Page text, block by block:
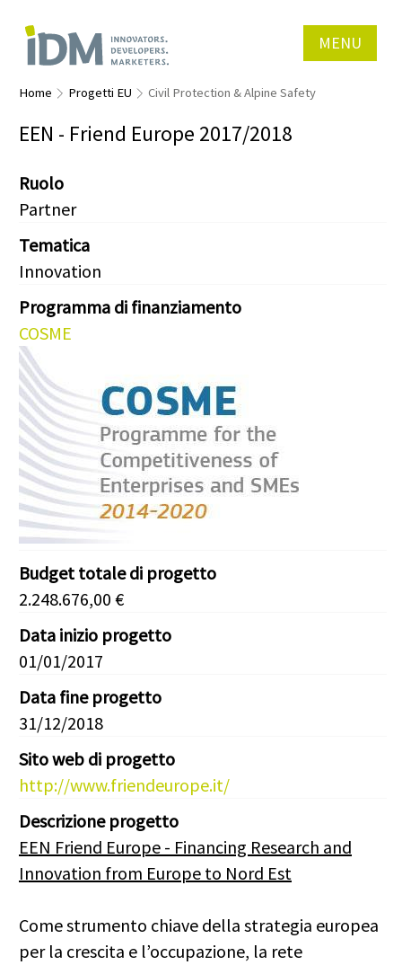
MENU
Home Progetti EU Civil Protection & Alpine Safety
EEN - Friend Europe 2017/2018
Ruolo
Partner
Tematica
Innovation
Programma di finanziamento
COSME
Budget totale di progetto
2.248.676,00 €
Data inizio progetto
01/01/2017
Data fine progetto
31/12/2018
Sito web di progetto
http://www.friendeurope.it/
Descrizione progetto
EEN Friend Europe - Financing Research and
Innovation from Europe to Nord Est
Come strumento chiave della strategia europea
per la crescita e l’occupazione, la rete